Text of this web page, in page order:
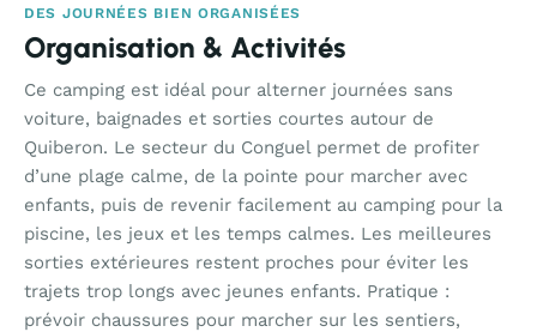
DES JOURNÉES BIEN ORGANISÉES
Organisation & Activités
Ce camping est idéal pour alterner journées sans
voiture, baignades et sorties courtes autour de
Quiberon. Le secteur du Conguel permet de profiter
d’une plage calme, de la pointe pour marcher avec
enfants, puis de revenir facilement au camping pour la
piscine, les jeux et les temps calmes. Les meilleures
sorties extérieures restent proches pour éviter les
trajets trop longs avec jeunes enfants. Pratique :
prévoir chaussures pour marcher sur les sentiers,